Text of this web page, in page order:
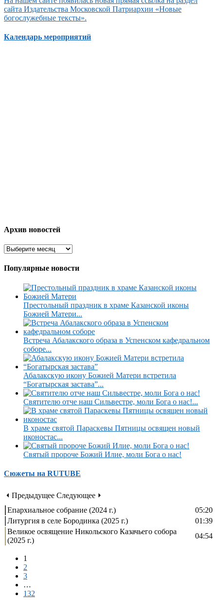
сайта Издательства Московской Патриархии «Новые
богослужебные тексты».
Календарь мероприятий
Архив новостей
Популярные новости
Престольный праздник в храме Казанской иконы
Божией Матери...
Встреча Абалакского образа в Успенском кафедральном
соборе...
Абалакскую икону Божией Матери встретила
“Богатырская застава”...
Святителю отче наш Сильвестре, моли Бога о нас!...
В храме святой Параскевы Пятницы освящен новый
иконостас...
Святый пророче Божий Илие, моли Бога о нас!
Сюжеты на RUTUBE
⏴ Предыдущее Следующее ⏵
Епархиальное собрание (2024 г.)
05:20
Литургия в селе Бородинка (2025 г.)
01:39
Великое освящение Никольского Казачьего собора
(2025 г.)
04:54
1
2
3
…
132